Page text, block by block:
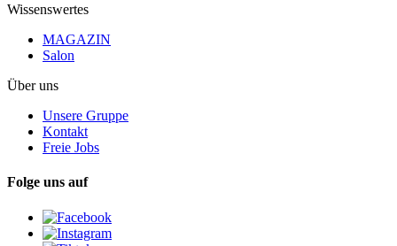
Wissenswertes
MAGAZIN
Salon
Über uns
Unsere Gruppe
Kontakt
Freie Jobs
Folge uns auf